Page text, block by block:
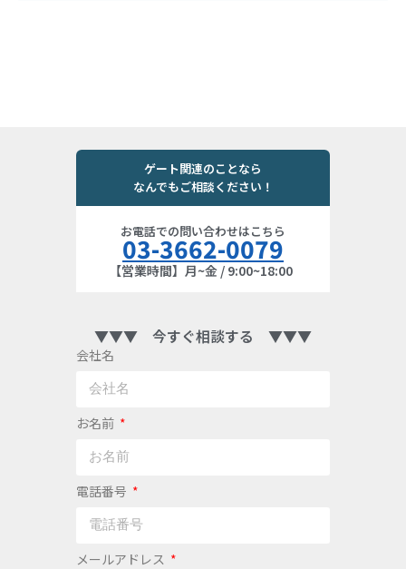
ゲート関連のことなら
なんでもご相談ください！
お電話での問い合わせはこちら
03-3662-0079
【営業時間】月~金 / 9:00~18:00
▼▼▼ 今すぐ相談する ▼▼▼
会社名
お名前
電話番号
メールアドレス